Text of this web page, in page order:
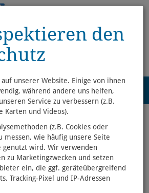
den
unserer Website. Einige von ihnen
während andere uns helfen,
Service zu verbessern (z.B.
Karten und Videos).
(z.B. Cookies oder
messen, wie häufig unsere Seite
genutzt wird. Wir verwenden
zu Marketingzwecken und setzen
ein, die ggf. geräteübergreifend
Tracking-Pixel und IP-Adressen
in der
Buchhandlung -
Naumburg und